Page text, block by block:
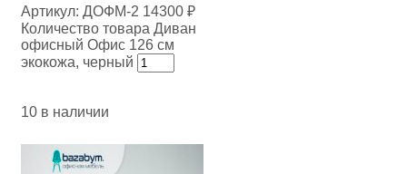
Артикул: ДОФМ-2 14300 ₽
Количество товара Диван
офисный Офис 126 см
экокожа, черный
10 в наличии